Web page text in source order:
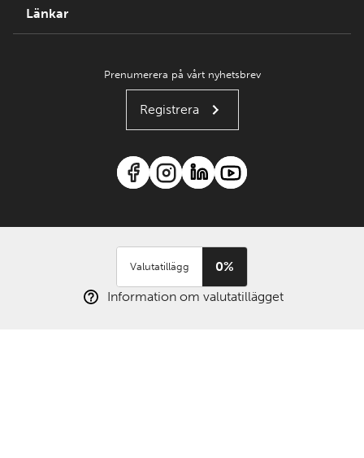
Länkar
Prenumerera på vårt nyhetsbrev
Registrera
Valutatillägg
0%
Information om valutatillägget